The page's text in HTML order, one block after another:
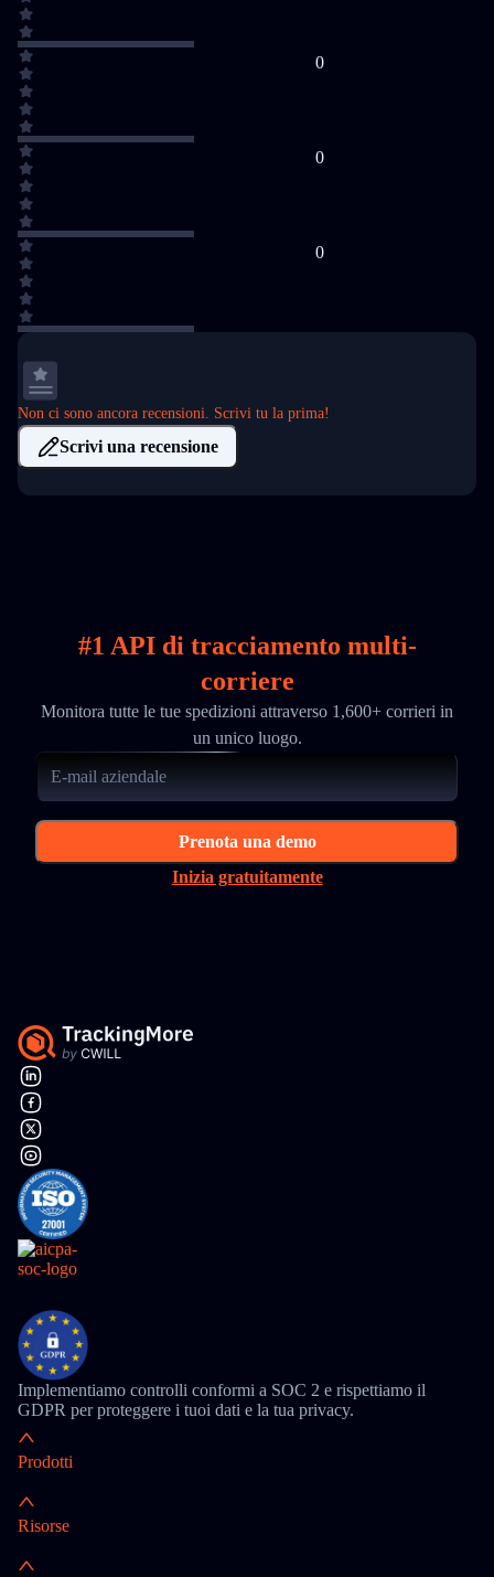
0
0
0
Non ci sono ancora recensioni. Scrivi tu la prima!
Scrivi una recensione
#1 API di tracciamento multi-
corriere
Monitora tutte le tue spedizioni attraverso 1,600+ corrieri in
un unico luogo.
Prenota una demo
Inizia gratuitamente
Implementiamo controlli conformi a SOC 2 e rispettiamo il
GDPR per proteggere i tuoi dati e la tua privacy.
Prodotti
Risorse